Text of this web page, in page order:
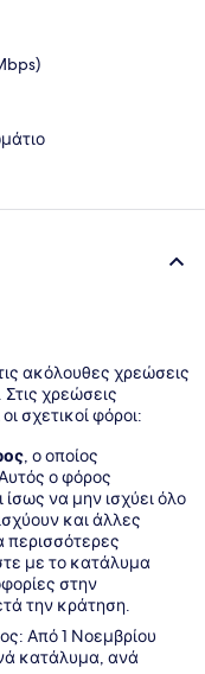
ακόλουθες χρεώσεις
χρεώσεις
σχετικοί φόροι:
, ο οποίος
ο φόρος
να μην ισχύει όλο
και άλλες
περισσότερες
με το κατάλυμα
στην
την κράτηση.
Από 1 Νοεμβρίου
κατάλυμα, ανά